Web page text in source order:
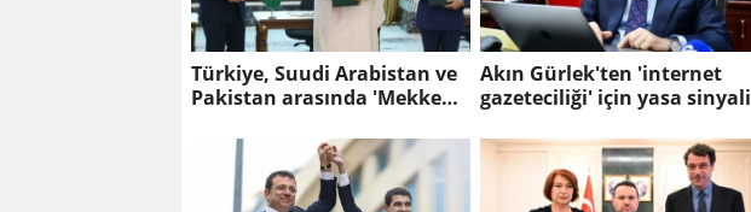
Türkiye, Suudi Arabistan ve
Pakistan arasında 'Mekke
imzalandı
Akın Gürlek'ten 'internet
gazeteciliği' için yasa sinyali